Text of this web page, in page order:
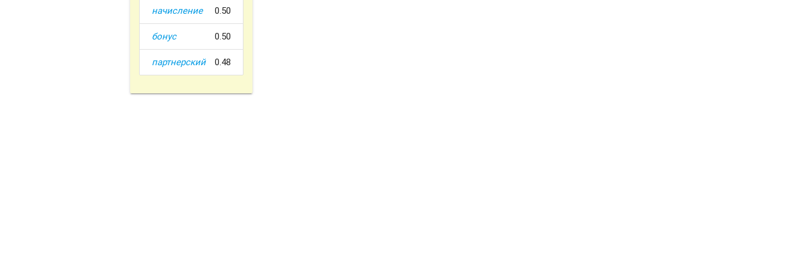
начисление 0.50
бонус 0.50
партнерский 0.48